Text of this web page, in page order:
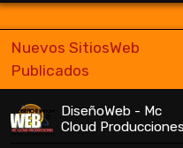
Nuevos SitiosWeb
Publicados
DiseñoWeb - Mc
Cloud Producciones